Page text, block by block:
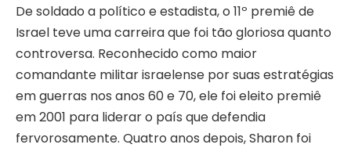
De soldado a político e estadista, o 11º premiê de
Israel teve uma carreira que foi tão gloriosa quanto
controversa. Reconhecido como maior
comandante militar israelense por suas estratégias
em guerras nos anos 60 e 70, ele foi eleito premiê
em 2001 para liderar o país que defendia
fervorosamente. Quatro anos depois, Sharon foi